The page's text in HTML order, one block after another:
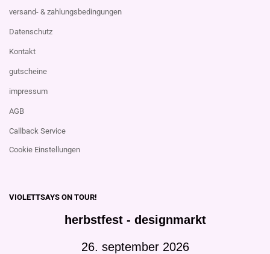
versand- & zahlungsbedingungen
Datenschutz
Kontakt
gutscheine
impressum
AGB
Callback Service
Cookie Einstellungen
VIOLETTSAYS ON TOUR!
herbstfest - designmarkt
26. september 2026